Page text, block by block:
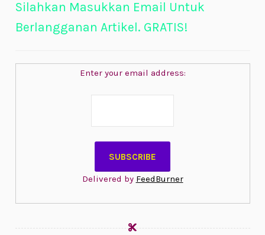
Silahkan Masukkan Email Untuk
Berlangganan Artikel. GRATIS!
Enter your email address:
Delivered by FeedBurner